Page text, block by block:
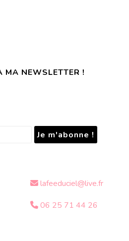
NEWSLETTER !
lafeeduciel@live.fr
06 25 71 44 26